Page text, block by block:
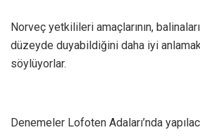
Norveç yetkilileri amaçlarının,
düzeyde duyabildiğini daha iyi
söylüyorlar.
Denemeler Lofoten Adaları’nda